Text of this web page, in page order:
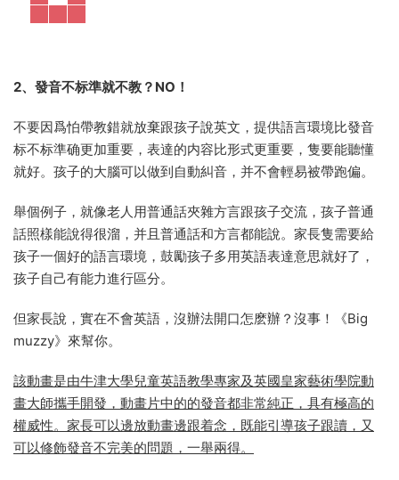
2、發音不标準就不教？NO！
不要因爲怕帶教錯就放棄跟孩子說英文，提供語言環境比發音
标不标準确更加重要，表達的内容比形式更重要，隻要能聽懂
就好。孩子的大腦可以做到自動糾音，并不會輕易被帶跑偏。
舉個例子，就像老人用普通話夾雜方言跟孩子交流，孩子普通
話照樣能說得很溜，并且普通話和方言都能說。家長隻需要給
孩子一個好的語言環境，鼓勵孩子多用英語表達意思就好了，
孩子自己有能力進行區分。
但家長說，實在不會英語，沒辦法開口怎麽辦？沒事！《Big
muzzy》來幫你。
該動畫是由牛津大學兒童英語教學專家及英國皇家藝術學院動
畫大師攜手開發，動畫片中的的發音都非常純正，具有極高的
權威性。家長可以邊放動畫邊跟着念，既能引導孩子跟讀，又
可以修飾發音不完美的問題，一舉兩得。